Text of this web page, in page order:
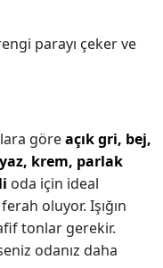
parayı çeker ve
göreaçık gri, bej,
krem, parlak
oda için ideal
oluyor. Işığın
tonlar gerekir.
odanız daha